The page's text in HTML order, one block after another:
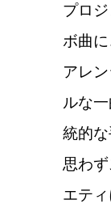
プロ
ボ曲
アレ
ルな
統的な
思わ
エテ